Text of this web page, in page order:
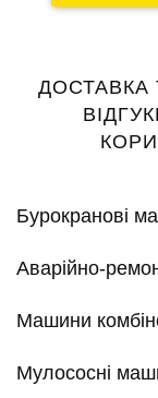
navigation
ДОСТАВКА
Бурокранові
Аварійно-
Машини
Мулососні